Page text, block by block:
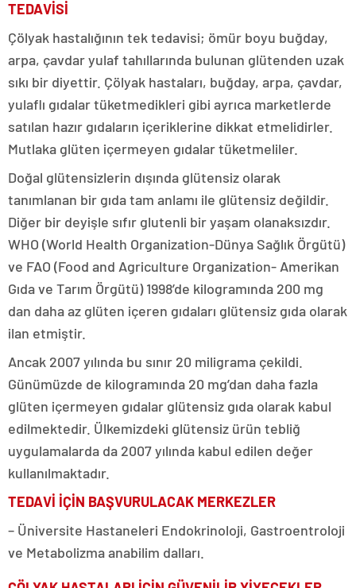
TEDAVİSİ
Çölyak hastalığının tek tedavisi; ömür boyu buğday,
arpa, çavdar yulaf tahıllarında bulunan glütenden uzak
sıkı bir diyettir. Çölyak hastaları, buğday, arpa, çavdar,
yulaflı gıdalar tüketmedikleri gibi ayrıca marketlerde
satılan hazır gıdaların içeriklerine dikkat etmelidirler.
Mutlaka glüten içermeyen gıdalar tüketmeliler.
Doğal glütensizlerin dışında glütensiz olarak
tanımlanan bir gıda tam anlamı ile glütensiz değildir.
Diğer bir deyişle sıfır glutenli bir yaşam olanaksızdır.
WHO (World Health Organization-Dünya Sağlık Örgütü)
ve FAO (Food and Agriculture Organization- Amerikan
Gıda ve Tarım Örgütü) 1998’de kilogramında 200 mg
dan daha az glüten içeren gıdaları glütensiz gıda olarak
ilan etmiştir.
Ancak 2007 yılında bu sınır 20 miligrama çekildi.
Günümüzde de kilogramında 20 mg’dan daha fazla
glüten içermeyen gıdalar glütensiz gıda olarak kabul
edilmektedir. Ülkemizdeki glütensiz ürün tebliğ
uygulamalarda da 2007 yılında kabul edilen değer
kullanılmaktadır.
TEDAVİ İÇİN BAŞVURULACAK MERKEZLER
– Üniversite Hastaneleri Endokrinoloji, Gastroentroloji
ve Metabolizma anabilim dalları.